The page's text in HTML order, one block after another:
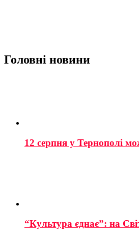
Головні новини
12 серпня у Тернополі
“Культура єднає”: на